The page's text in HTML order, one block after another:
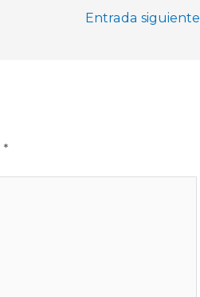
Entrada siguiente
*